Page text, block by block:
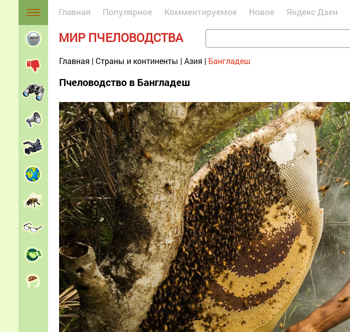
Главная Популярное Комментируемое Новое Яндекс Дзен
МИР ПЧЕЛОВОДСТВА
Главная | Страны и континенты | Азия | Бангладеш
Пчеловодство в Бангладеш